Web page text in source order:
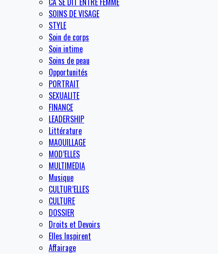
SOINS DE VISAGE
STYLE
Soin de corps
Soin intime
Soins de peau
Opportunités
PORTRAIT
SEXUALITE
FINANCE
LEADERSHIP
Littérature
MAQUILLAGE
MOD’ELLES
MULTIMEDIA
Musique
CULTUR’ELLES
CULTURE
DOSSIER
Droits et Devoirs
Elles Inspirent
Affairage